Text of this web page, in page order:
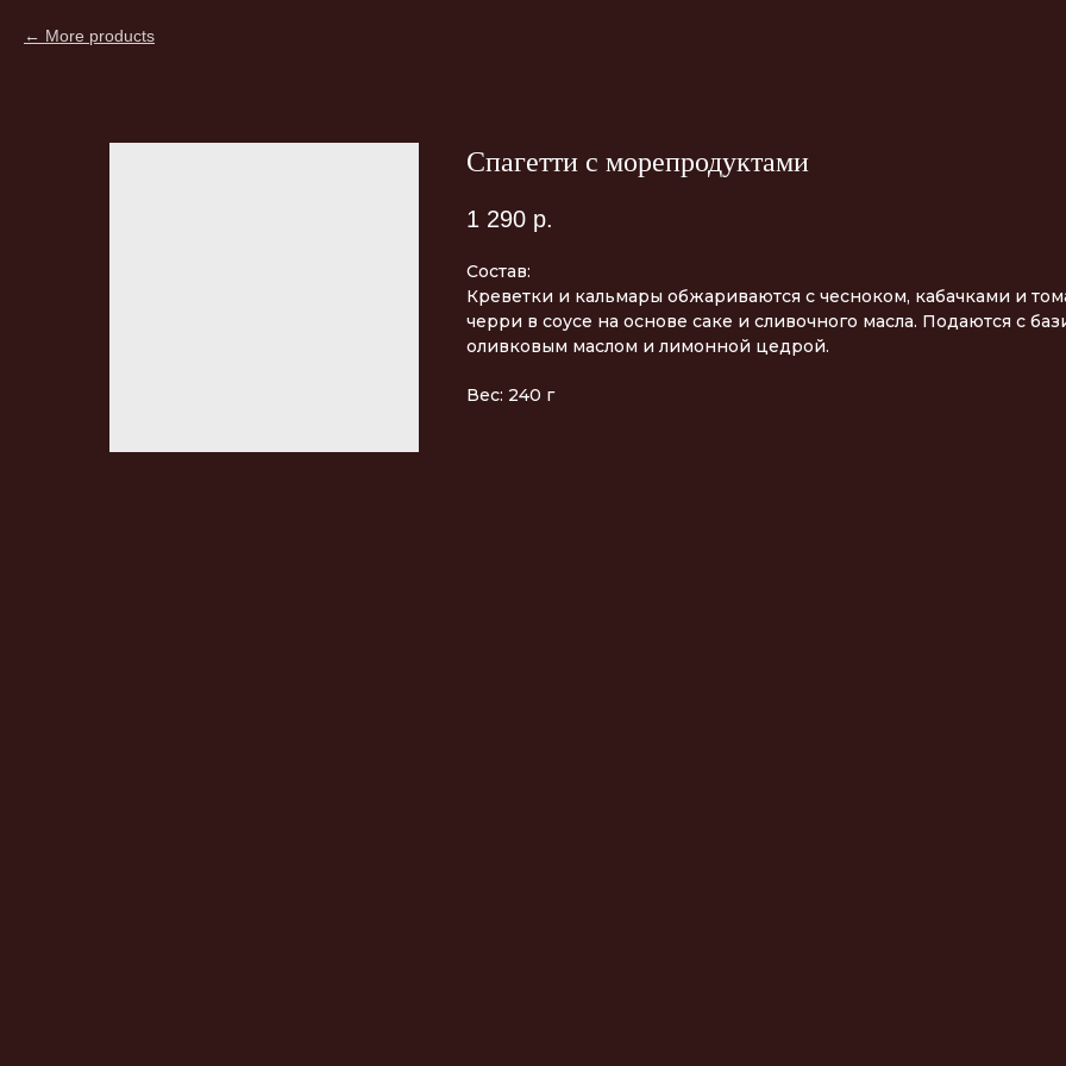
More products
Спагетти с морепродуктами
1 290 р.
Состав:
Креветки и кальмары обжариваются с чесноком, кабачками и
черри в соусе на основе саке и сливочного масла. Подаются с
оливковым маслом и лимонной цедрой.
Вес: 240 г